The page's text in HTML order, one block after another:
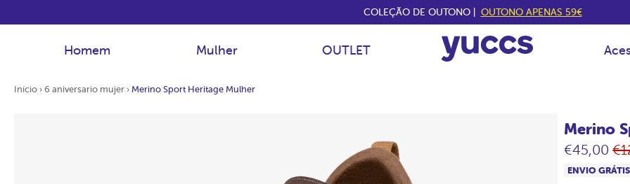
COLEÇÃO DE OUTONO | OUTONO APENAS 59€
Homem Mulher OUTLET
Início ›6 aniversario mujer › Merino Sport Heritage Mulher
Merino
€45,00
ENVIO GRÁTIS